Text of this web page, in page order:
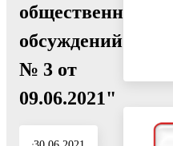
общественных
обсуждений
№ 3 от
09.06.2021"